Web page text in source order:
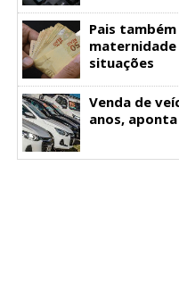
Pais
maternidade
situações
Venda de
anos,